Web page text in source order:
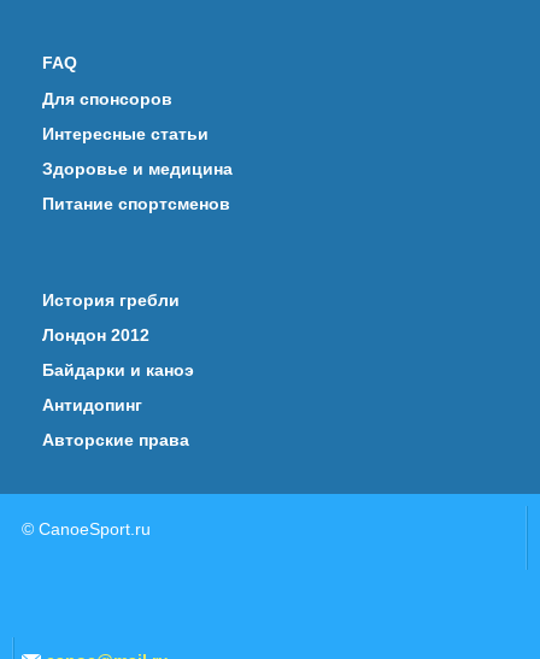
FAQ
Для спонсоров
Интересные статьи
Здоровье и медицина
Питание спортсменов
История гребли
Лондон 2012
Байдарки и каноэ
Антидопинг
Авторские права
© CanoeSport.ru